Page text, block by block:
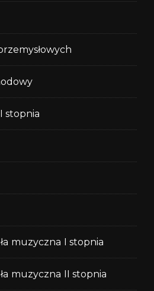
stopnia
muzyczna I stopnia
muzyczna II stopnia